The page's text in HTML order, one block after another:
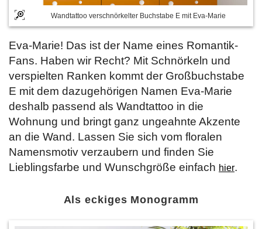
Wandtattoo verschnörkelter Buchstabe E mit Eva-Marie
Eva-Marie! Das ist der Name eines Romantik-
Fans. Haben wir Recht? Mit Schnörkeln und
verspielten Ranken kommt der Großbuchstabe
E mit dem dazugehörigen Namen Eva-Marie
deshalb passend als Wandtattoo in die
Wohnung und bringt ganz ungeahnte Akzente
an die Wand. Lassen Sie sich vom floralen
Namensmotiv verzaubern und finden Sie
Lieblingsfarbe und Wunschgröße einfach hier.
Als eckiges Monogramm